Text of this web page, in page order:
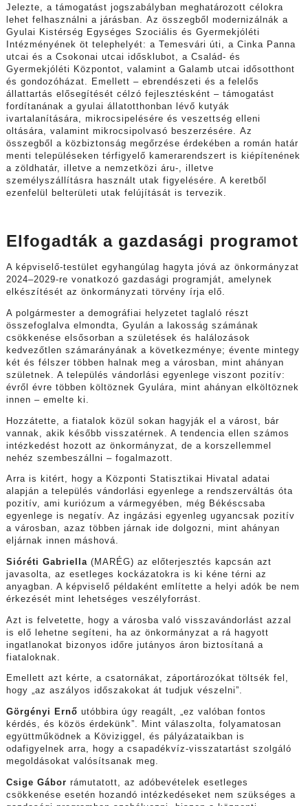
Jelezte, a támogatást jogszabályban meghatározott célokra
lehet felhasználni a járásban. Az összegből modernizálnák a
Gyulai Kistérség Egységes Szociális és Gyermekjóléti
Intézményének öt telephelyét: a Temesvári úti, a Cinka Panna
utcai és a Csokonai utcai idősklubot, a Család- és
Gyermekjóléti Központot, valamint a Galamb utcai idősotthont
és gondozóházat. Emellett – ebrendészeti és a felelős
állattartás elősegítését célzó fejlesztésként – támogatást
fordítanának a gyulai állatotthonban lévő kutyák
ivartalanítására, mikrocsipelésére és veszettség elleni
oltására, valamint mikrocsipolvasó beszerzésére. Az
összegből a közbiztonság megőrzése érdekében a román határ
menti településeken térfigyelő kamerarendszert is kiépítenének
a zöldhatár, illetve a nemzetközi áru-, illetve
személyszállításra használt utak figyelésére. A keretből
ezenfelül belterületi utak felújítását is tervezik.
Elfogadták a gazdasági programot
A képviselő-testület egyhangúlag hagyta jóvá az önkormányzat
2024–2029-re vonatkozó gazdasági programját, amelynek
elkészítését az önkormányzati törvény írja elő.
A polgármester a demográfiai helyzetet taglaló részt
összefoglalva elmondta, Gyulán a lakosság számának
csökkenése elsősorban a születések és halálozások
kedvezőtlen számarányának a következménye; évente mintegy
két és félszer többen halnak meg a városban, mint ahányan
születnek. A település vándorlási egyenlege viszont pozitív:
évről évre többen költöznek Gyulára, mint ahányan elköltöznek
innen – emelte ki.
Hozzátette, a fiatalok közül sokan hagyják el a várost, bár
vannak, akik később visszatérnek. A tendencia ellen számos
intézkedést hozott az önkormányzat, de a korszellemmel
nehéz szembeszállni – fogalmazott.
Arra is kitért, hogy a Központi Statisztikai Hivatal adatai
alapján a település vándorlási egyenlege a rendszerváltás óta
pozitív, ami kuriózum a vármegyében, még Békéscsaba
egyenlege is negatív. Az ingázási egyenleg ugyancsak pozitív
a városban, azaz többen járnak ide dolgozni, mint ahányan
eljárnak innen máshová.
Sióréti Gabriella(MARÉG) az előterjesztés kapcsán azt
javasolta, az esetleges kockázatokra is ki kéne térni az
anyagban. A képviselő példaként említette a helyi adók be nem
érkezését mint lehetséges veszélyforrást.
Azt is felvetette, hogy a városba való visszavándorlást azzal
is elő lehetne segíteni, ha az önkormányzat a rá hagyott
ingatlanokat bizonyos időre jutányos áron biztosítaná a
fiataloknak.
Emellett azt kérte, a csatornákat, záportározókat töltsék fel,
hogy „az aszályos időszakokat át tudjuk vészelni”.
Görgényi Ernő utóbbira úgy reagált, „ez valóban fontos
kérdés, és közös érdekünk”. Mint válaszolta, folyamatosan
együttműködnek a Köviziggel, és pályázataikban is
odafigyelnek arra, hogy a csapadékvíz-visszatartást szolgáló
megoldásokat valósítsanak meg.
Csige Gábor rámutatott, az adóbevételek esetleges
csökkenése esetén hozandó intézkedéseket nem szükséges a